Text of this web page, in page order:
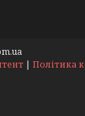
| Політика